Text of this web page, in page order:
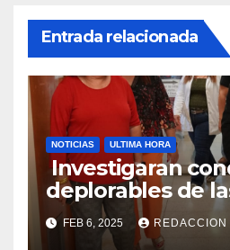
Entrada relacionada
NOTICIAS ULTIMA HORA
Investigaran
deplorables de
facilidades el
de la Salud en
FEB 6, 2025